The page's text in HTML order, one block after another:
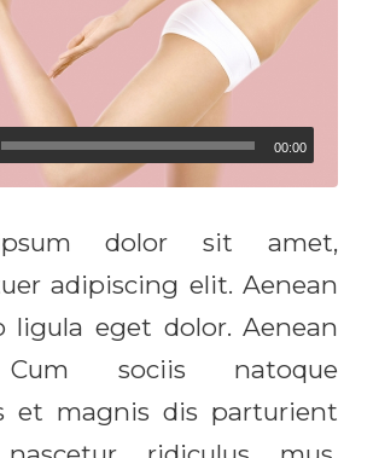
00:00
dolor sit amet,
adipiscing elit. Aenean
ligula eget dolor. Aenean
Cum sociis natoque
et magnis dis parturient